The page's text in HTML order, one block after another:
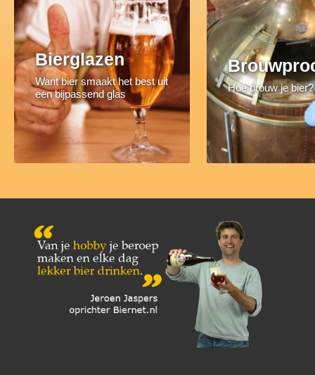
Bierglazen
Want bier smaakt het best uit
een bijpassend glas
Hoe brouw je bier?